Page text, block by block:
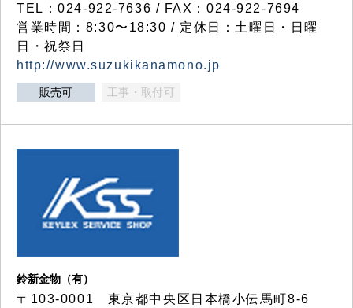
TEL：024-922-7636 / FAX：024-922-7694
営業時間：8:30〜18:30 / 定休日：土曜日・日曜
日・祝祭日
http://www.suzukikanamono.jp
販売可 工事・取付可
鈴新金物（有）
〒103-0001 東京都中央区日本橋小伝馬町8-6